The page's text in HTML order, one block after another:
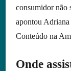
consumidor não
apontou
Conteúdo na
Onde